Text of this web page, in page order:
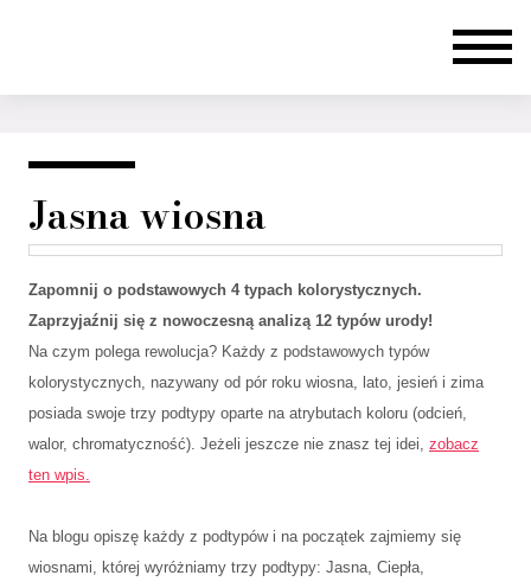
Jasna wiosna
Zapomnij o podstawowych 4 typach kolorystycznych.
Zaprzyjaźnij się z nowoczesną analizą 12 typów urody!
Na czym polega rewolucja? Każdy z podstawowych typów
kolorystycznych, nazywany od pór roku wiosna, lato, jesień i zima
posiada swoje trzy podtypy oparte na atrybutach koloru (odcień,
walor, chromatyczność). Jeżeli jeszcze nie znasz tej idei, zobacz
ten wpis.
Na blogu opiszę każdy z podtypów i na początek zajmiemy się
wiosnami, której wyróżniamy trzy podtypy: Jasna, Ciepła,